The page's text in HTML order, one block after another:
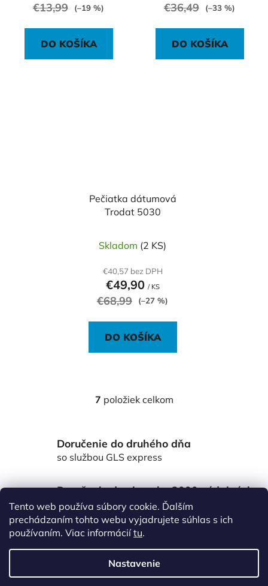
Tento web používa súbory cookie. Ďalším
prechádzaním tohto webu vyjadrujete súhlas s ich
používaním. Viac informáciítu.
Nastavenie
€13,99 (–19 %)
DO KOŠÍKA
€36,49 (–33 %)
DO KOŠÍKA
Pečiatka dátumová
Trodat 5030
Skladom (2 KS)
€40,57 bez DPH
€49,90 / KS
€68,99 (–27 %)
DO KOŠÍKA
O
á
d
c
e
p
r
v
k
y
7 položiek celkom
Doručenie do druhého dňa
so službou GLS express
Doručenie do viac ako 3000 výdajných
miest Packeta
po celom Slovensku